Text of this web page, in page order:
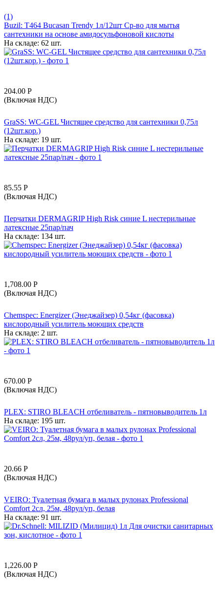
(1)
Buzil: T464 Bucasan Trendy 1л/12шт Ср-во для мытья
сантехники на основе амидосульфоновой кислоты
На складе: 62 шт.
204.00 Р
(Включая НДС)
GraSS: WC-GEL Чистящее средство для сантехники 0,75л
(12шт.кор.)
На складе: 19 шт.
85.55 Р
(Включая НДС)
Перчатки DERMAGRIP High Risk синие L нестерильные
латексные 25пар/пач
На складе: 134 шт.
1,708.00 Р
(Включая НДС)
Chemspec: Energizer (Энеджайзер) 0,54кг (фасовка)
кислородный усилитель моющих средств
На складе: 2 шт.
670.00 Р
(Включая НДС)
PLEX: STIRO BLEACH отбеливатель - пятновыводитель 1л
На складе: 195 шт.
20.66 Р
(Включая НДС)
VEIRO: Туалетная бумага в малых рулонах Professional
Comfort 2сл, 25м, 48рул/уп, белая
На складе: 91 шт.
1,226.00 Р
(Включая НДС)